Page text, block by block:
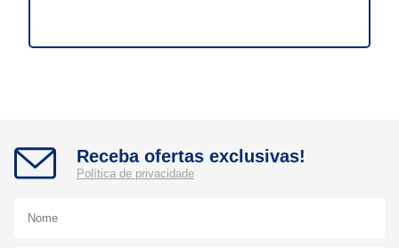
Receba ofertas exclusivas!
Política de privacidade